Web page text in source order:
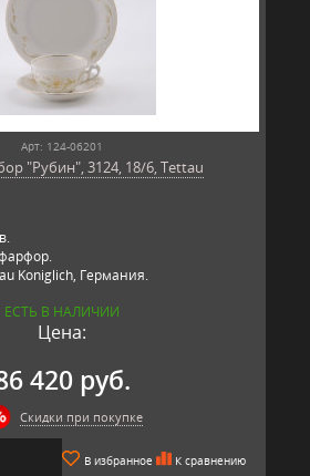
Арт: 124-06201
"Рубин", 3124, 18/6, Tettau
Koniglich, Германия.
ЕСТЬ В НАЛИЧИИ
Цена:
420 руб.
Скидки при покупке
В избранное К сравнению